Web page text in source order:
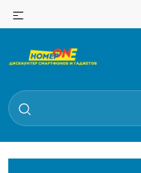
Для клиентов всех банков
Разбейте
без